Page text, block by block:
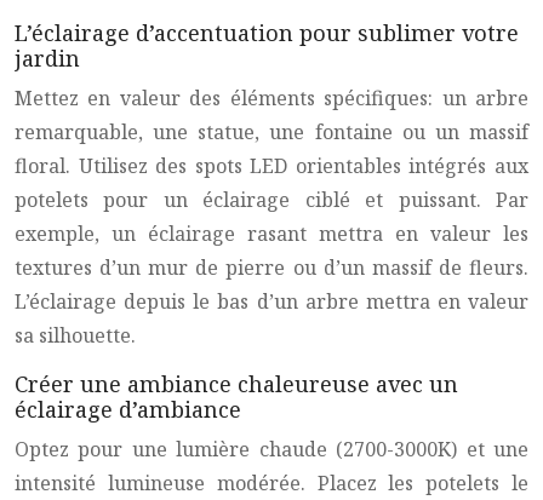
L’éclairage d’accentuation pour sublimer votre
jardin
Mettez en valeur des éléments spécifiques: un arbre
remarquable, une statue, une fontaine ou un massif
floral. Utilisez des spots LED orientables intégrés aux
potelets pour un éclairage ciblé et puissant. Par
exemple, un éclairage rasant mettra en valeur les
textures d’un mur de pierre ou d’un massif de fleurs.
L’éclairage depuis le bas d’un arbre mettra en valeur
sa silhouette.
Créer une ambiance chaleureuse avec un
éclairage d’ambiance
Optez pour une lumière chaude (2700-3000K) et une
intensité lumineuse modérée. Placez les potelets le